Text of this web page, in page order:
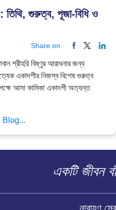
তিথি, গুরুত্ব, পূজা-বিধি ও
Share on
শ্রীহরি বিষ্ণুর আরাধনার জন্য
একাদশীর নিজস্ব বিশেষ গুরুত্ব
আসা কামিকা একাদশী অত্যন্ত
Blog...
একটি জীবন